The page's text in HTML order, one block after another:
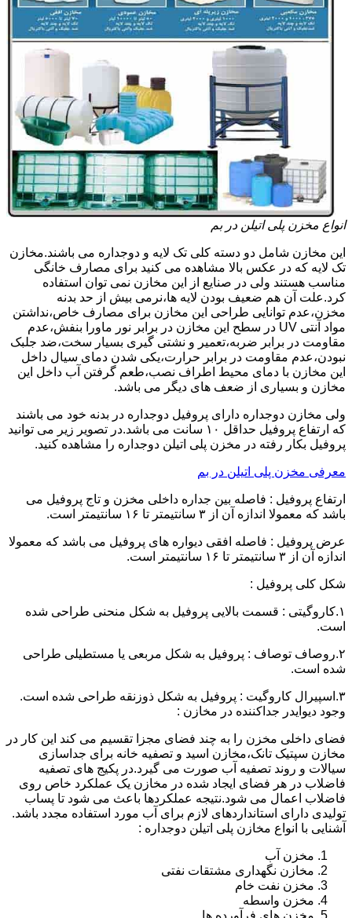
انواع مخزن پلی اتیلن در بم
این مخازن شامل دو دسته کلی تک لایه و دوجداره می باشند.مخازن
تک لایه که در عکس بالا مشاهده می کنید برای مصارف خانگی
مناسب هستند ولی در صنایع از این مخازن نمی توان استفاده
کرد.علت آن هم ضعیف بودن لایه ها،نرمی بیش از حد بدنه
مخزن،عدم توانایی طراحی این مخازن برای مصارف خاص،نداشتن
مواد آنتی UV در سطح این مخازن در برابر نور ماورا بنفش،عدم
مقاومت در برابر ضربه،تعمیر و نشتی گیری بسیار سخت،ضد جلبک
نبودن،عدم مقاومت در برابر حرارت،یکی شدن دمای سیال داخل
این مخازن با دمای محیط اطراف نصب،طعم گرفتن آب داخل این
مخازن و بسیاری از ضعف های دیگر می باشد.
ولی مخازن دوجداره دارای پروفیل دوجداره در بدنه خود می باشند
که ارتفاع پروفیل حداقل ۱۰ سانت می باشد.در تصویر زیر می توانید
پروفیل بکار رفته در مخزن پلی اتیلن دوجداره را مشاهده کنید.
معرفی مخزن پلی اتیلن در بم
ارتفاع پروفیل : فاصله بین جداره داخلی مخزن و تاج پروفیل می
باشد که معمولا اندازه آن از ۳ سانتیمتر تا ۱۶ سانتیمتر است.
عرض پروفیل : فاصله افقی دیواره های پروفیل می باشد که معمولا
اندازه آن از ۳ سانتیمتر تا ۱۶ سانتیمتر است.
شکل کلی پروفیل :
۱.کاروگیتی : قسمت بالایی پروفیل به شکل منحنی طراحی شده
است.
۲.روصاف توصاف : پروفیل به شکل مربعی یا مستطیلی طراحی
شده است.
۳.اسپیرال کاروگیت : پروفیل به شکل ذوزنقه طراحی شده است.
وجود دیوایدر جداکننده در مخازن :
فضای داخلی مخزن را به چند فضای مجزا تقسیم می کند این کار در
مخازن سپتیک تانک،مخازن اسید و تصفیه خانه برای جداسازی
سیالات و روند تصفیه آب صورت می گیرد.در پکیج های تصفیه
فاضلاب در هر فضای ایجاد شده در مخازن یک عملکرد خاص روی
فاضلاب اعمال می شود.نتیجه عملکردها باعث می شود تا پساب
تولیدی دارای استانداردهای لازم برای آب مورد استفاده مجدد باشد.
آشنایی با انواع مخازن پلی اتیلن دوجداره :
مخزن آب
مخازن نگهداری مشتقات نفتی
مخزن نفت خام
مخزن واسطه
مخزن های فرآورده ها